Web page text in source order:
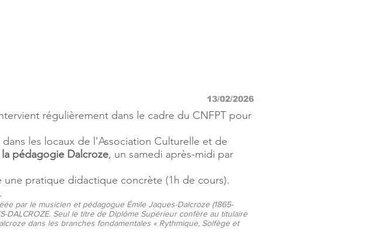
13/02/2026
régulièrement dans le cadre du CNFPT pour
les locaux de l'Association Culturelle et de
pédagogie Dalcroze, un samedi après-midi par
pratique didactique concrète (1h de cours).
par le musicien et pédagogue Émile Jaques-Dalcroze (1865-
DALCROZE. Seul le titre de Diplôme Supérieur confère au titulaire
dans les branches fondamentales « Rythmique, Solfège et